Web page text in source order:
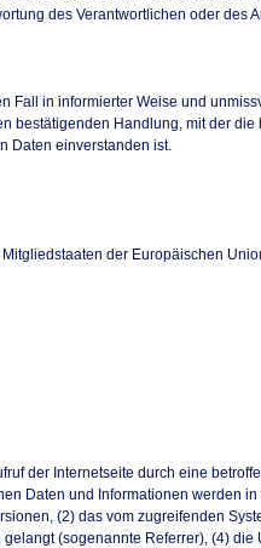
des Verantwortlichen oder des
Fall in informierter Weise und
Handlung, mit der die
Daten einverstanden ist.
der Europäischen
der Internetseite durch eine
Daten und Informationen werden
(2) das vom zugreifenden
(sogenannte Referrer), (4)